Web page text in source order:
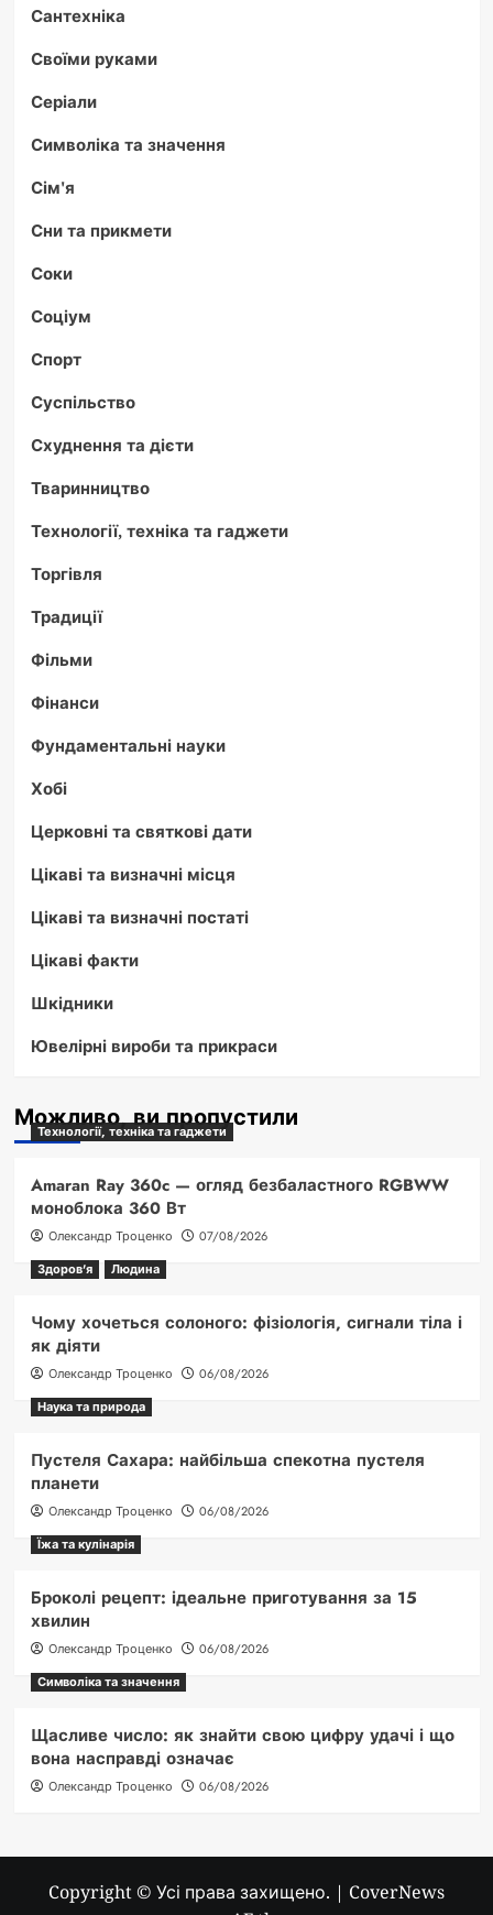
Сантехніка
Своїми руками
Серіали
Символіка та значення
Сім'я
Сни та прикмети
Соки
Соціум
Спорт
Суспільство
Схуднення та дієти
Тваринництво
Технології, техніка та гаджети
Торгівля
Традиції
Фільми
Фінанси
Фундаментальні науки
Хобі
Церковні та святкові дати
Цікаві та визначні місця
Цікаві та визначні постаті
Цікаві факти
Шкідники
Ювелірні вироби та прикраси
Можливо, ви пропустили
Технології, техніка та гаджети
Amaran Ray 360c — огляд безбаластного RGBWW
моноблока 360 Вт
Олександр Троценко
07/08/2026
Здоров'я
Людина
Чому хочеться солоного: фізіологія, сигнали тіла і
як діяти
Олександр Троценко
06/08/2026
Наука та природа
Пустеля Сахара: найбільша спекотна пустеля
планети
Олександр Троценко
06/08/2026
Їжа та кулінарія
Броколі рецепт: ідеальне приготування за 15
хвилин
Олександр Троценко
06/08/2026
Символіка та значення
Щасливе число: як знайти свою цифру удачі і що
вона насправді означає
Олександр Троценко 06/08/2026
Copyright © Усі права захищено. | CoverNews